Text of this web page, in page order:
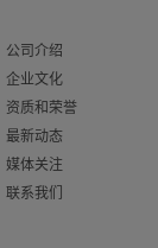
公司介绍
企业文化
资质和荣誉
最新动态
媒体关注
联系我们